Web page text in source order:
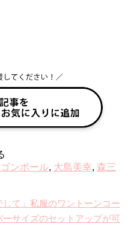
ゴンボール, 大島美幸, 森三
て」私服のワントーンコー
サイズのセットアップが可